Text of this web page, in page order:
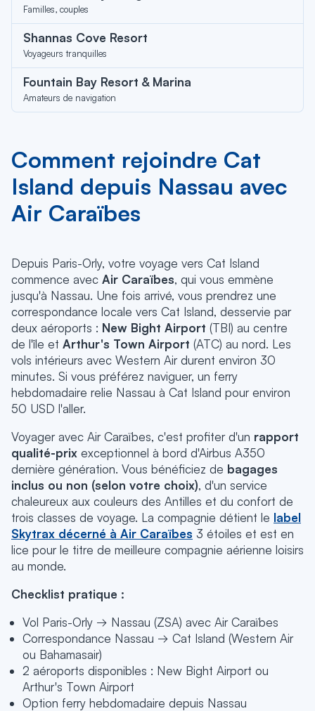
Familles, couples
Shannas Cove Resort
Voyageurs tranquilles
Fountain Bay Resort & Marina
Amateurs de navigation
Comment rejoindre Cat
Island depuis Nassau avec
Air Caraïbes
Depuis Paris-Orly, votre voyage vers Cat Island
commence avec Air Caraïbes, qui vous emmène
jusqu'à Nassau. Une fois arrivé, vous prendrez une
correspondance locale vers Cat Island, desservie par
deux aéroports : New Bight Airport (TBI) au centre
de l'île et Arthur's Town Airport (ATC) au nord. Les
vols intérieurs avec Western Air durent environ 30
minutes. Si vous préférez naviguer, un ferry
hebdomadaire relie Nassau à Cat Island pour environ
50 USD l'aller.
Voyager avec Air Caraïbes, c'est profiter d'un rapport
qualité-prix exceptionnel à bord d'Airbus A350
dernière génération. Vous bénéficiez de bagages
inclus ou non (selon votre choix), d'un service
chaleureux aux couleurs des Antilles et du confort de
trois classes de voyage. La compagnie détient le label
Skytrax décerné à Air Caraïbes 3 étoiles et est en
lice pour le titre de meilleure compagnie aérienne loisirs
au monde.
Checklist pratique :
Vol Paris-Orly → Nassau (ZSA) avec Air Caraïbes
Correspondance Nassau → Cat Island (Western Air
ou Bahamasair)
2 aéroports disponibles : New Bight Airport ou
Arthur's Town Airport
Option ferry hebdomadaire depuis Nassau